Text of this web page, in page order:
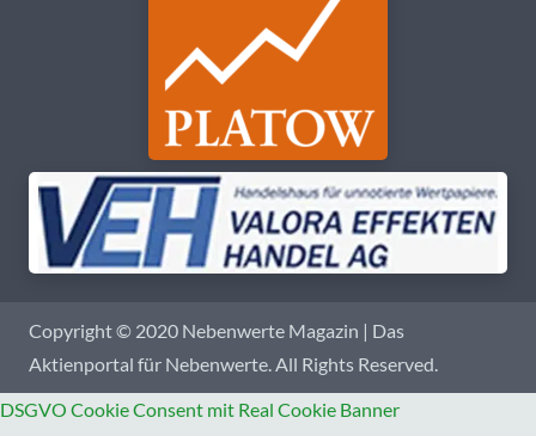
Copyright © 2020 Nebenwerte Magazin | Das
Aktienportal für Nebenwerte. All Rights Reserved.
DSGVO Cookie Consent mit Real Cookie Banner